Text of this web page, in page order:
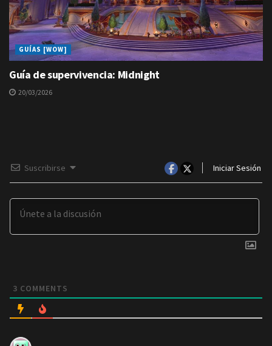
GUÍAS [WOW]
Guía de supervivencia: Midnight
20/03/2026
Suscribirse Iniciar Sesión
3 COMMENTS